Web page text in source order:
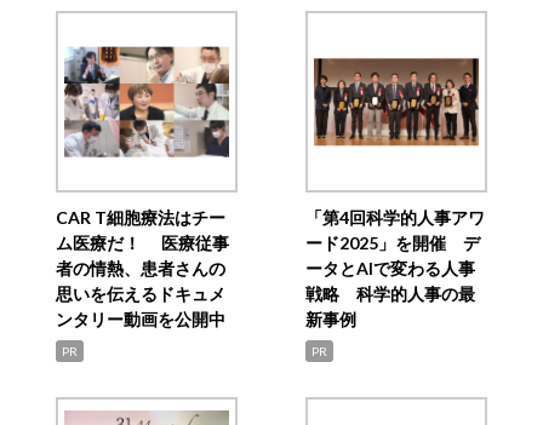
CAR T細胞療法はチー
ム医療だ！ 医療従事
者の情熱、患者さんの
思いを伝えるドキュメ
ンタリー動画を公開中
PR
「第4回科学的人事アワ
ード2025」を開催 デ
ータとAIで変わる人事
戦略 科学的人事の最
新事例
PR